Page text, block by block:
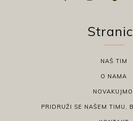
NAŠ TIM
O NAMA
PRIDRUŽI SE NAŠEM TIMU,